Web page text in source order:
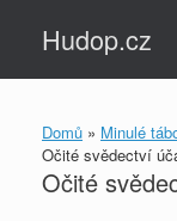
contentHudop.cz
Domů » Minulé
Očité svědectví
Očité